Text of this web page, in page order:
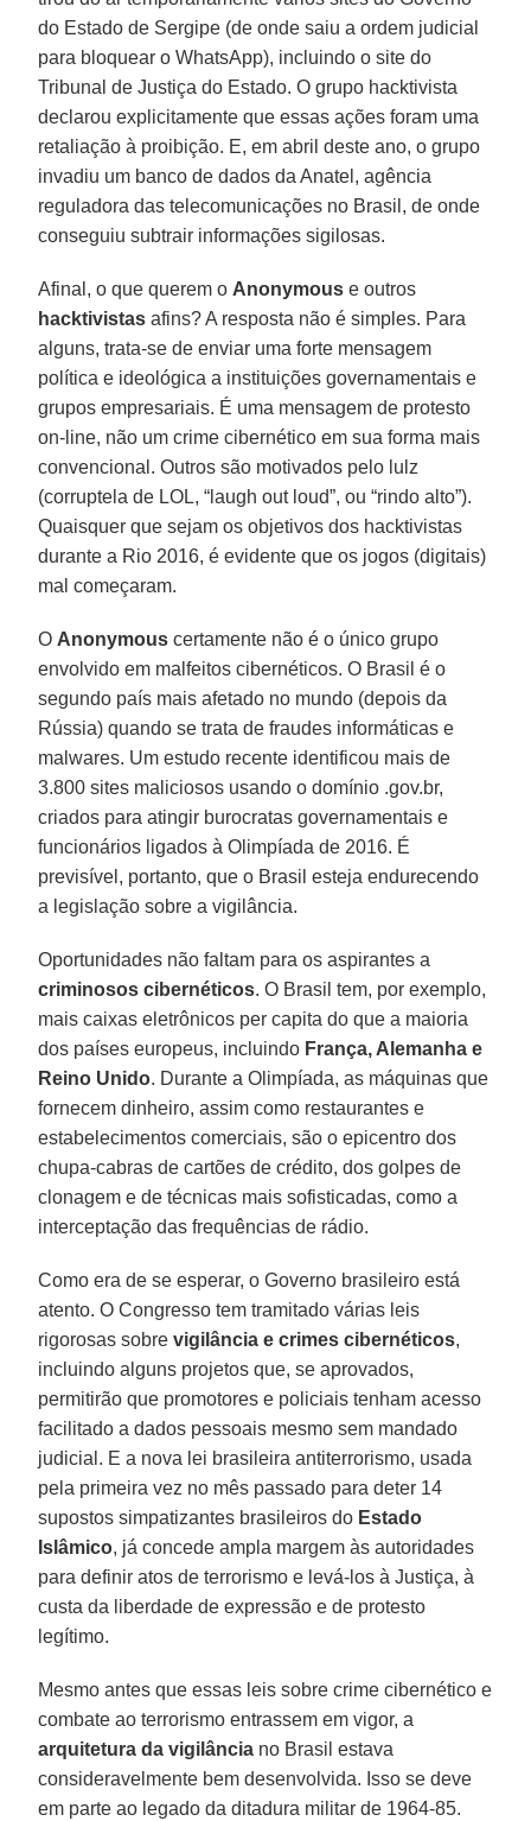
do Estado de Sergipe (de onde saiu a ordem judicial
para bloquear o WhatsApp), incluindo o site do
Tribunal de Justiça do Estado. O grupo hacktivista
declarou explicitamente que essas ações foram uma
retaliação à proibição. E, em abril deste ano, o grupo
invadiu um banco de dados da Anatel, agência
reguladora das telecomunicações no Brasil, de onde
conseguiu subtrair informações sigilosas.
Afinal, o que querem o Anonymous e outros
hacktivistas afins? A resposta não é simples. Para
alguns, trata-se de enviar uma forte mensagem
política e ideológica a instituições governamentais e
grupos empresariais. É uma mensagem de protesto
on-line, não um crime cibernético em sua forma mais
convencional. Outros são motivados pelo lulz
(corruptela de LOL, “laugh out loud”, ou “rindo alto”).
Quaisquer que sejam os objetivos dos hacktivistas
durante a Rio 2016, é evidente que os jogos (digitais)
mal começaram.
O Anonymous certamente não é o único grupo
envolvido em malfeitos cibernéticos. O Brasil é o
segundo país mais afetado no mundo (depois da
Rússia) quando se trata de fraudes informáticas e
malwares. Um estudo recente identificou mais de
3.800 sites maliciosos usando o domínio .gov.br,
criados para atingir burocratas governamentais e
funcionários ligados à Olimpíada de 2016. É
previsível, portanto, que o Brasil esteja endurecendo
a legislação sobre a vigilância.
Oportunidades não faltam para os aspirantes a
criminosos cibernéticos. O Brasil tem, por exemplo,
mais caixas eletrônicos per capita do que a maioria
dos países europeus, incluindo França, Alemanha e
Reino Unido. Durante a Olimpíada, as máquinas que
fornecem dinheiro, assim como restaurantes e
estabelecimentos comerciais, são o epicentro dos
chupa-cabras de cartões de crédito, dos golpes de
clonagem e de técnicas mais sofisticadas, como a
interceptação das frequências de rádio.
Como era de se esperar, o Governo brasileiro está
atento. O Congresso tem tramitado várias leis
rigorosas sobre vigilância e crimes cibernéticos,
incluindo alguns projetos que, se aprovados,
permitirão que promotores e policiais tenham acesso
facilitado a dados pessoais mesmo sem mandado
judicial. E a nova lei brasileira antiterrorismo, usada
pela primeira vez no mês passado para deter 14
supostos simpatizantes brasileiros do Estado
Islâmico, já concede ampla margem às autoridades
para definir atos de terrorismo e levá-los à Justiça, à
custa da liberdade de expressão e de protesto
legítimo.
Mesmo antes que essas leis sobre crime cibernético e
combate ao terrorismo entrassem em vigor, a
arquitetura da vigilância no Brasil estava
consideravelmente bem desenvolvida. Isso se deve
em parte ao legado da ditadura militar de 1964-85.